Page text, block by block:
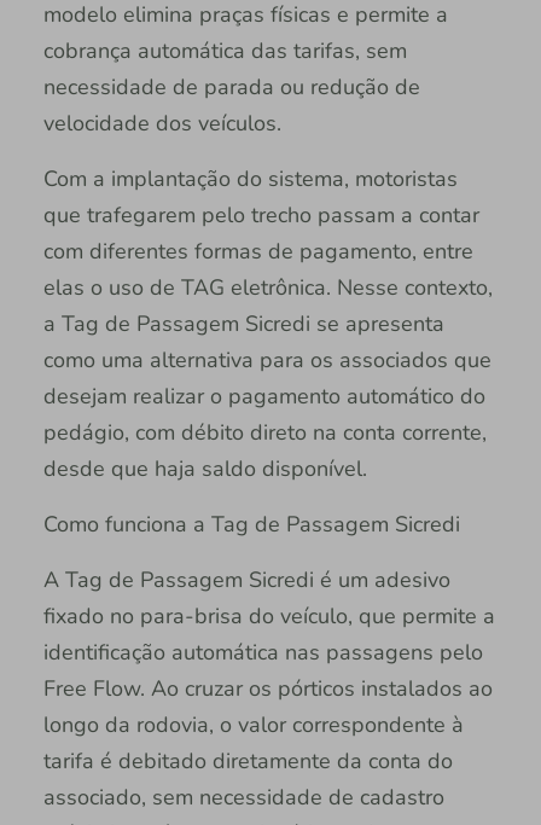
modelo elimina praças físicas e permite a
cobrança automática das tarifas, sem
necessidade de parada ou redução de
velocidade dos veículos.
Com a implantação do sistema, motoristas
que trafegarem pelo trecho passam a contar
com diferentes formas de pagamento, entre
elas o uso de TAG eletrônica. Nesse contexto,
a Tag de Passagem Sicredi se apresenta
como uma alternativa para os associados que
desejam realizar o pagamento automático do
pedágio, com débito direto na conta corrente,
desde que haja saldo disponível.
Como funciona a Tag de Passagem Sicredi
A Tag de Passagem Sicredi é um adesivo
fixado no para-brisa do veículo, que permite a
identificação automática nas passagens pelo
Free Flow. Ao cruzar os pórticos instalados ao
longo da rodovia, o valor correspondente à
tarifa é debitado diretamente da conta do
associado, sem necessidade de cadastro